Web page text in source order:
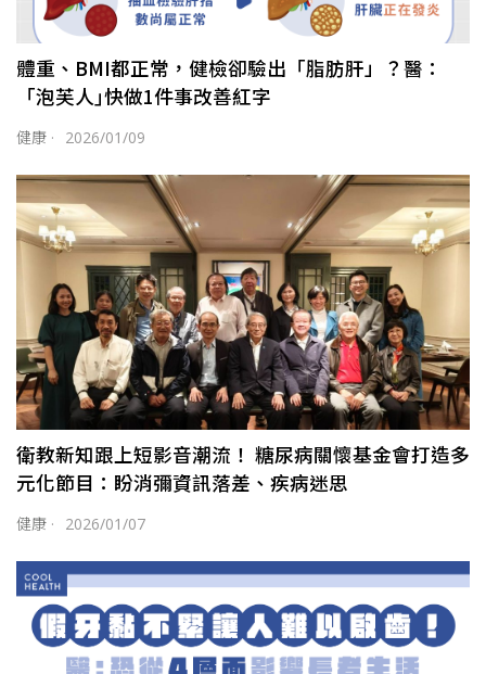
體重、BMI都正常，健檢卻驗出「脂肪肝」？醫：
「泡芙人｣快做1件事改善紅字
健康 · 2026/01/09
衛教新知跟上短影音潮流！ 糖尿病關懷基金會打造多
元化節目：盼消彌資訊落差、疾病迷思
健康 · 2026/01/07